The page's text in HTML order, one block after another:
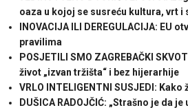
oaza u kojoj se susreću kultura, vrt i
INOVACIJA ILI DEREGULACIJA: EU
pravilima
POSJETILI SMO ZAGREBAČKI
život „izvan tržišta“ i bez hijerarhije
VRLO INTELIGENTNI SUSJEDI:
DUŠICA RADOJČIĆ: „Strašno je da